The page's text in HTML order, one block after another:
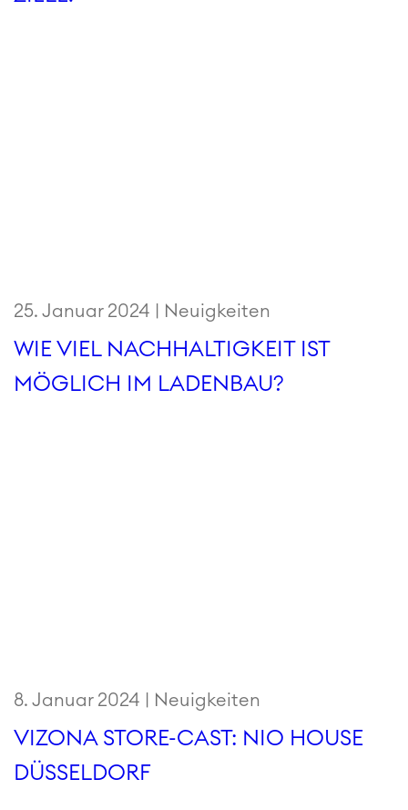
25. Januar 2024 | Neuigkeiten
WIE VIEL NACHHALTIGKEIT IST
MÖGLICH IM LADENBAU?
8. Januar 2024 | Neuigkeiten
VIZONA STORE-CAST: NIO HOUSE
DÜSSELDORF